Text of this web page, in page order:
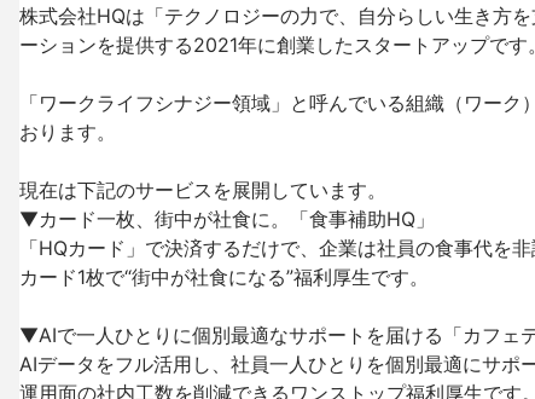
株式会社HQは「テクノロジーの力で、自分らしい生き方
ーションを提供する2021年に創業したスタートアップです。
「ワークライフシナジー領域」と呼んでいる組織（ワー
おります。
現在は下記のサービスを展開しています。
▼カード一枚、街中が社食に。「食事補助HQ」
「HQカード」で決済するだけで、企業は社員の食事代を
カード1枚で“街中が社食になる”福利厚生です。
▼AIで一人ひとりに個別最適なサポートを届ける「カフェ
AIデータをフル活用し、社員一人ひとりを個別最適にサポ
運用面の社内工数を削減できるワンストップ福利厚生です。